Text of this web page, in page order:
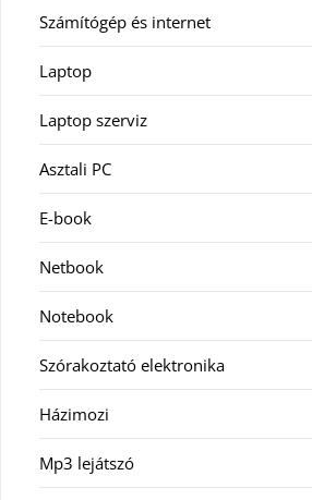
Számítógép és internet
Laptop
Laptop szerviz
Asztali PC
E-book
Netbook
Notebook
Szórakoztató elektronika
Házimozi
Mp3 lejátszó